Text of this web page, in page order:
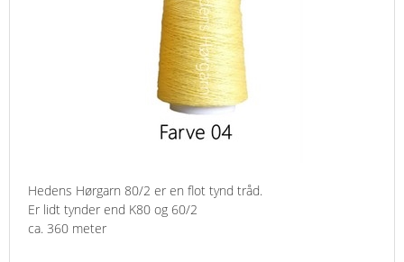
ENGELSK
Hedens Hørgarn 80/2 er en flot tynd tråd.
Er lidt tynder end K80 og 60/2
ca. 360 meter